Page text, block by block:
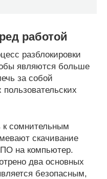
работой
разблокировки
являются больше
за собой
к сомнительным
скачивание
ПО на компьютер.
два основных
безопасным,